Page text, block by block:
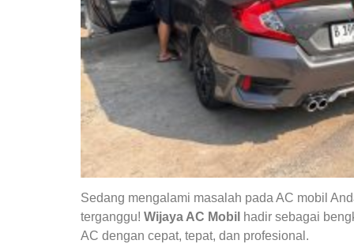
Sedang mengalami masalah pada AC mobil
terganggu! Wijaya AC Mobil hadir sebagai
AC dengan cepat, tepat, dan profesional.